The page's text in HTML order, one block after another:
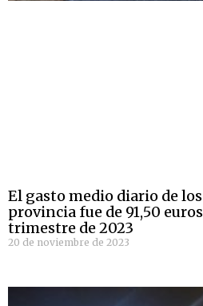
El gasto medio diario de
provincia fue de 91,50
trimestre de 2023
20 de noviembre de 2023